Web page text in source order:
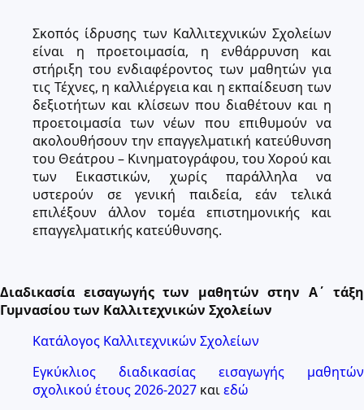
Σκοπός ίδρυσης των Καλλιτεχνικών Σχολείων
είναι η προετοιμασία, η ενθάρρυνση και
στήριξη του ενδιαφέροντος των μαθητών για
τις Τέχνες, η καλλιέργεια και η εκπαίδευση των
δεξιοτήτων και κλίσεων που διαθέτουν και η
προετοιμασία των νέων που επιθυμούν να
ακολουθήσουν την επαγγελματική κατεύθυνση
του Θεάτρου – Κινηματογράφου, του Χορού και
των Εικαστικών, χωρίς παράλληλα να
υστερούν σε γενική παιδεία, εάν τελικά
επιλέξουν άλλον τομέα επιστημονικής και
επαγγελματικής κατεύθυνσης.
Διαδικασία εισαγωγής των μαθητών στην Α΄ τάξη
Γυμνασίου των Καλλιτεχνικών Σχολείων
Κατάλογος Καλλιτεχνικών Σχολείων
Εγκύκλιος διαδικασίας εισαγωγής μαθητών
σχολικού έτους 2026-2027 καιεδώ